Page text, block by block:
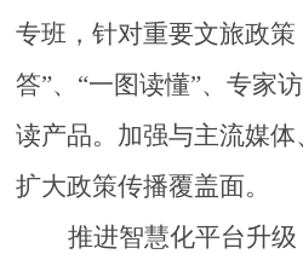
专班，针对重要文旅政策
答”、“一图读懂”、专家
读产品。加强与主流媒体
扩大政策传播覆盖面。
推进智慧化平台升